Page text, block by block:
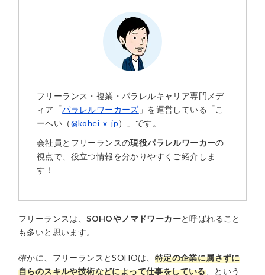
フリーランス・複業・パラレルキャリア専門メデ
ィア「パラレルワーカーズ 」を運営している「こ
ーへい（@kohei_x_jp）」です。
会社員とフリーランスの現役パラレルワーカーの
視点で、役立つ情報を分かりやすくご紹介しま
す！
フリーランスは、SOHOやノマドワーカーと呼ばれること
も多いと思います。
確かに、フリーランスとSOHOは、 特定の企業に属さずに
自らのスキルや技術などによって仕事をしている、という